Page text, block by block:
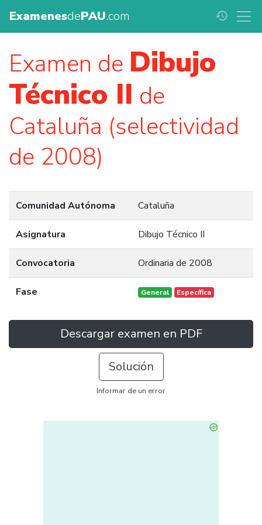
ExamenesdePAU.com history
Examen de Dibujo
Técnico II de
Cataluña (selectividad
de 2008)
Comunidad Autónoma Cataluña
Asignatura Dibujo Técnico II
Convocatoria Ordinaria de 2008
Fase General Específica
Descargar examen en PDF
Solución
Informar de un error